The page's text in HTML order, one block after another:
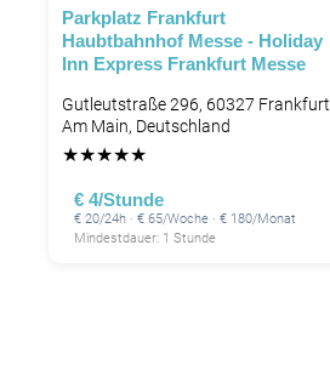
Parkplatz Frankfurt
Haubtbahnhof Messe - Holiday
Inn Express Frankfurt Messe
Gutleutstraße 296, 60327 Frankfurt
Am Main, Deutschland
★★★★★
€ 4/Stunde
€ 20/24h · € 65/Woche · € 180/Monat
Mindestdauer: 1 Stunde